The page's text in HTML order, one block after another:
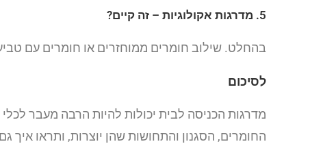
5. מדרגות אקולוגיות – זה קיים?
בהחלט. שילוב חומרים ממוחזרים או חומרים עם
לסיכום
מדרגות הכניסה לבית יכולות להיות הרבה מעבר
החומרים, הסגנון והתחושות שהן יוצרות, ותראו